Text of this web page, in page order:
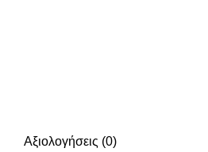
Αξιολογήσεις (0)